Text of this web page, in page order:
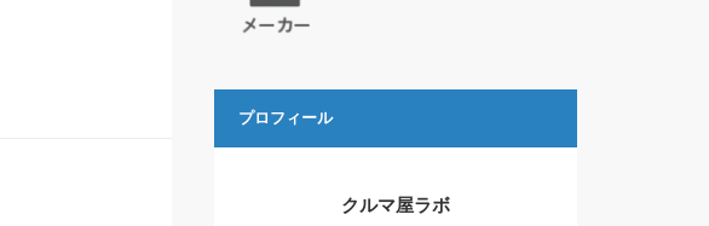
プロフィール
クルマ屋ラボ